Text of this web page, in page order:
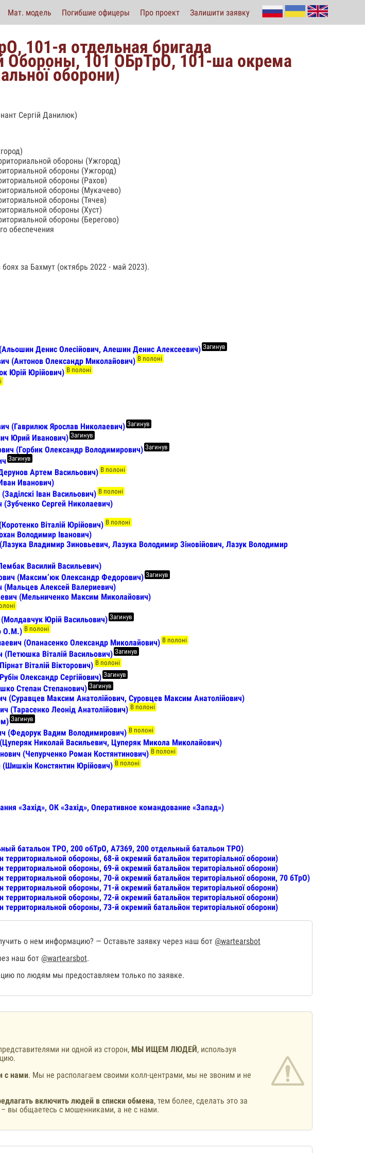
Мат. модель Погибшие офицеры Про проект Залишити заявку
101-я отдельная бригада
Обороны, 101 ОБрТрО, 101-ша окрема
оборони)
Сергій Данилюк)
обороны (Ужгород)
обороны (Ужгород)
обороны (Рахов)
обороны (Мукачево)
обороны (Тячев)
обороны (Хуст)
обороны (Берегово)
обеспечения
за Бахмут (октябрь 2022 - май 2023).
Денис Олесійович, Алешин Денис Алексеевич) Загинув
(Антонов Олександр Миколайович) В полоні
Юрій Юрійович) В полоні
(Гаврилюк Ярослав Николаевич) Загинув
Юрий Иванович) Загинув
(Горбик Олександр Володимирович) Загинув
Загинув
Артем Васильович) В полоні
Иванович)
Іван Васильович) В полоні
(Зубченко Сергей Николаевич)
Віталій Юрійович) В полоні
Володимир Іванович)
Владимир Зиновьевич, Лазука Володимир Зіновійович, Лазук Володимир
Василий Васильевич)
(Максим’юк Олександр Федорович) Загинув
(Мальцев Алексей Валериевич)
(Мельниченко Максим Миколайович)
Юрій Васильович) Загинув
О.М.) В полоні
(Опанасенко Олександр Миколайович) В полоні
(Петюшка Вiталiй Васильович) Загинув
Віталій Вікторович) В полоні
Олександр Сергійович) Загинув
Степан Степанович) Загинув
(Суравцев Максим Анатолійович, Суровцев Максим Анатолійович)
(Тарасенко Леонід Анатолійович) В полоні
Загинув
(Федорук Вадим Володимирович) В полоні
Николай Васильевич, Цуперяк Микола Миколайович)
(Чепурченко Роман Костянтинович) В полоні
Констянтин Юрійович) В полоні
«Захід», ОК «Захід», Оперативное командование «Запад»)
батальон ТРО, 200 обТрО, А7369, 200 отдельный батальон ТРО)
обороны, 68-й окремий батальйон територіальної оборони)
обороны, 69-й окремий батальйон територіальної оборони)
обороны, 70-й окремий батальйон територіальної оборони, 70 бТрО)
обороны, 71-й окремий батальйон територіальної оборони)
обороны, 72-й окремий батальйон територіальної оборони)
обороны, 73-й окремий батальйон територіальної оборони)
о нем информацию? — Оставьте заявку через наш бот @wartearsbot
наш бот @wartearsbot.
по людям мы предоставляем только по заявке.
ни одной из сторон, МЫ ИЩЕМ ЛЮДЕЙ, используя
с нами. Мы не располагаем своими колл-центрами, мы не звоним и не
включить людей в списки обмена, тем более, сделать это за
вы общаетесь с мошенниками, а не с нами.